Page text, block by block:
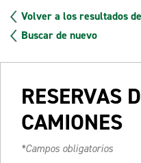
Volver a los resultados
Buscar de nuevo
RESERVAS
CAMIONES
*Campos obligatorios